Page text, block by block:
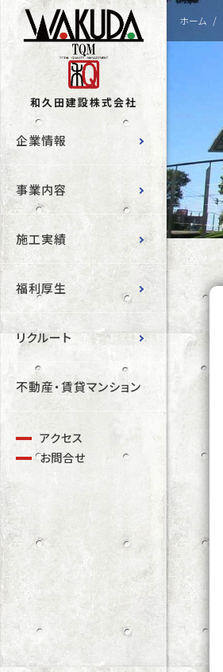
和久田建設株式会社
企業情報
事業内容
施工実績
福利厚生
リクルート
不動産・賃貸マンション
アクセス
お問合せ
ホーム